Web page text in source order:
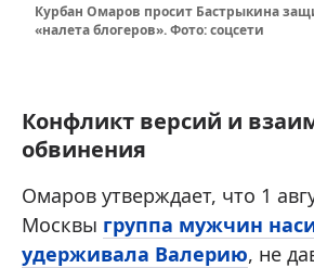
Курбан Омаров просит Бастрыкина
«налета блогеров». Фото: соцсети
Конфликт версий и
обвинения
Омаров утверждает, что 1
Москвы группа мужчин
удерживала Валерию, не